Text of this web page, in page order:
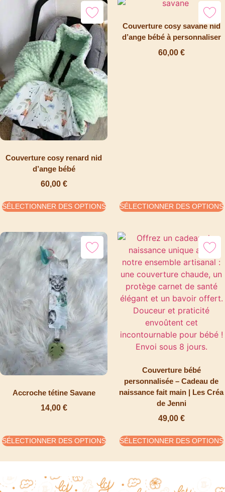
Couverture cosy renard nid
d’ange bébé
60,00 €
SÉLECTIONNER DES OPTIONS
Couverture cosy savane nid
d’ange bébé à personnaliser
60,00 €
SÉLECTIONNER DES OPTIONS
Accroche tétine Savane
14,00 €
SÉLECTIONNER DES OPTIONS
Couverture bébé
personnalisée – Cadeau de
naissance fait main | Les Créa
de Jenni
49,00 €
SÉLECTIONNER DES OPTIONS